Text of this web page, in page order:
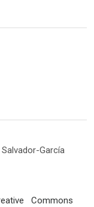
García
Commons